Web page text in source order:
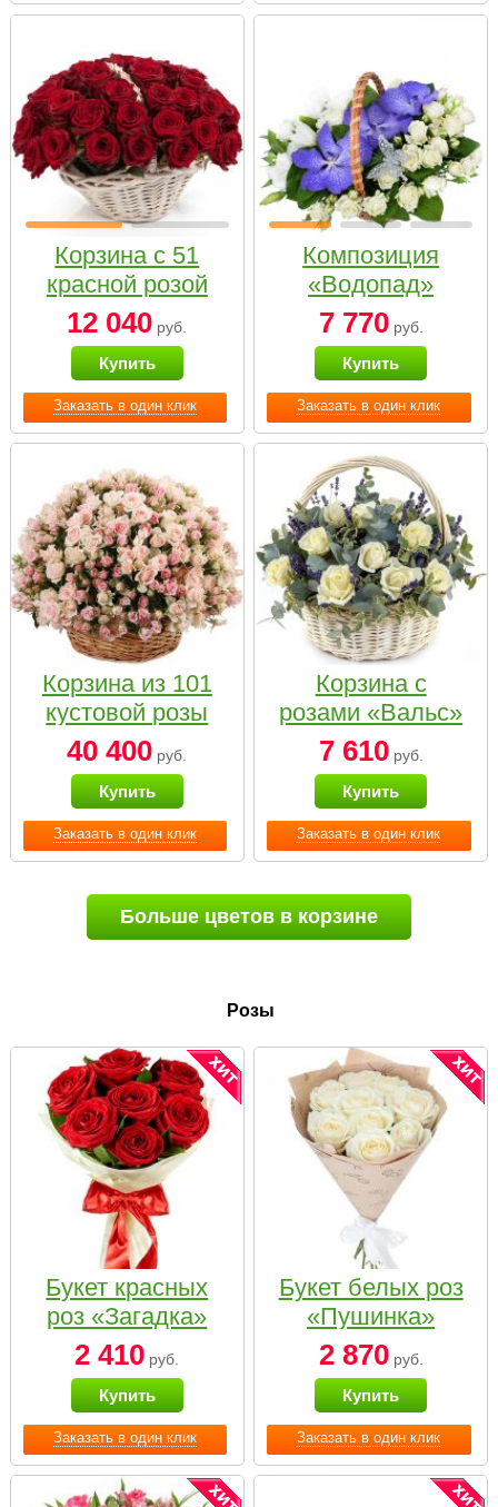
Заказать в один клик
Корзина с 51
красной розой
12 040 руб.
Купить
Заказать в один клик
Композиция
«Водопад»
7 770руб.
Купить
Заказать в один клик
Корзина из 101
кустовой розы
нежных тонов
40 400 руб.
Купить
Заказать в один клик
Корзина с
розами «Вальс»
7 610руб.
Купить
Больше цветов в корзине
Розы
Заказать в один клик
Букет красных
роз «Загадка»
2 410 руб.
Купить
Заказать в один клик
Букет белых роз
«Пушинка»
2 870руб.
Купить